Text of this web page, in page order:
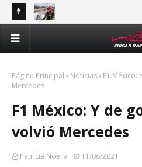
Majo Rodríguez apunta a
Challenge Series durante la
Página Principal Noticias
F1 México:
Mercedes
F1 México: Y de
volvió Mercedes
Patricia Noelia 11/06/2021